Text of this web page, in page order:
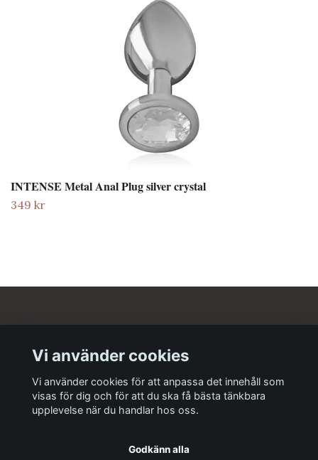
INTENSE Metal Anal Plug silver crystal
349 kr
Kundtjänst
Vi använder cookies
Vi använder cookies för att anpassa det innehåll som
visas för dig och för att du ska få bästa tänkbara
upplevelse när du handlar hos oss.
Godkänn alla